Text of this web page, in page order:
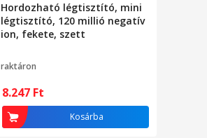
Hordozható légtisztító, mini
légtisztító, 120 millió negatív
ion, fekete, szett
raktáron
8.247 Ft
Kosárba